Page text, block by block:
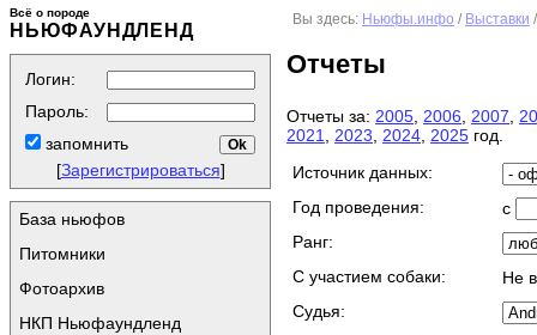
Всё о породе
НЬЮФАУНДЛЕНД
Логин:
Пароль:
запомнить
[Зарегистрироваться]
База ньюфов
Питомники
Фотоархив
НКП Ньюфаундленд
Вы здесь: Ньюфы.инфо / Выставки
Отчеты
Отчеты за: 2005 2006 2007
2021
2023 2024 2025 год.
Источник данных:
Год проведения:
с
Ранг:
C участием собаки:
Не
Судья: